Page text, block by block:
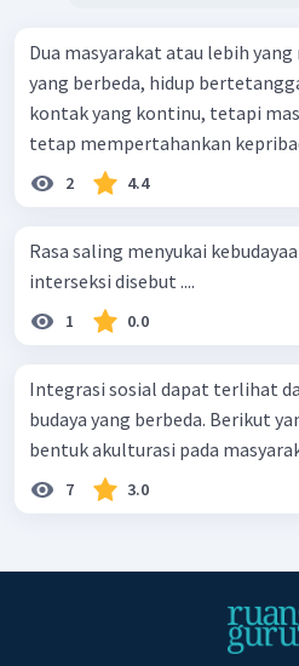
Dua masyarakat atau lebih
yang berbeda, hidup
kontak yang kontinu, tetapi
tetap mempertahankan
2 4.4
Rasa saling menyukai
interseksi disebut ....
1 0.0
Integrasi sosial dapat terlihat
budaya yang berbeda. Berikut
bentuk akulturasi pada
7 3.0